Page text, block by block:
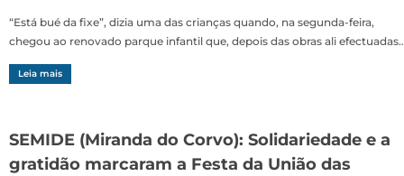
“Está bué da fixe”, dizia uma das crianças quando, na segunda-feira,
chegou ao renovado parque infantil que, depois das obras ali
Leia mais
SEMIDE (Miranda do Corvo): Solidariedade e a
gratidão marcaram a Festa da União das